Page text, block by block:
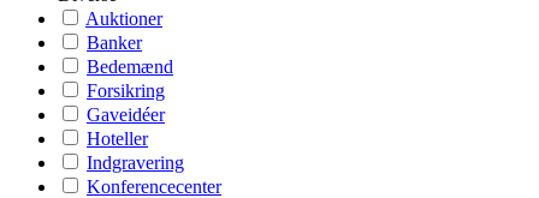
Auktioner
Banker
Bedemænd
Forsikring
Gaveidéer
Hoteller
Indgravering
Konferencecenter